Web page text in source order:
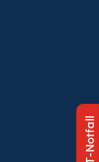
IT-Notfall